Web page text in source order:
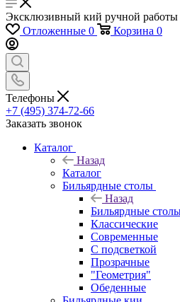
Эксклюзивный кий ручной
Отложенные 0 Корзина 0
Телефоны
+7 (495) 374-72-66
Заказать звонок
Каталог
Назад
Каталог
Бильярдные столы
Назад
Бильярдные
Классические
Современные
С подсветкой
Прозрачные
"Геометрия"
Обеденные